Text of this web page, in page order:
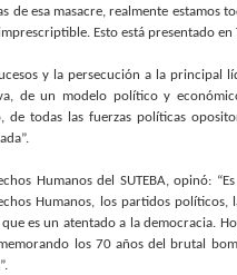
de esa masacre, realmente estamos
Esto está presentado en
y la persecución a la principal
de un modelo político y
todas las fuerzas políticas
Humanos del SUTEBA, opinó:
Humanos, los partidos
es un atentado a la democracia.
los 70 años del brutal